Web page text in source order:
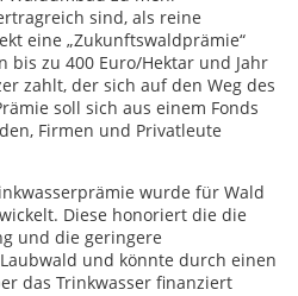
sind, als reine
eine „Zukunftswaldprämie“
bis zu 400 Euro/Hektar und Jahr
zahlt, der sich auf den Weg des
soll sich aus einem Fonds
Firmen und Privatleute
wurde für Wald
Diese honoriert die die
und die geringere
und könnte durch einen
das Trinkwasser finanziert